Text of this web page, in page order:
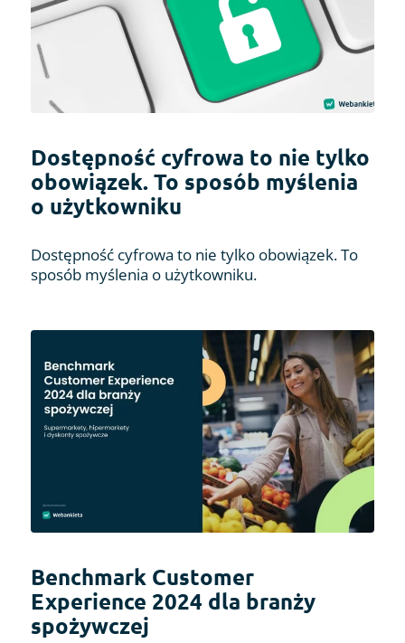
Dostępność cyfrowa to nie tylko
obowiązek. To sposób myślenia
o użytkowniku
Dostępność cyfrowa to nie tylko obowiązek. To
sposób myślenia o użytkowniku.
Benchmark Customer
Experience 2024 dla branży
spożywczej